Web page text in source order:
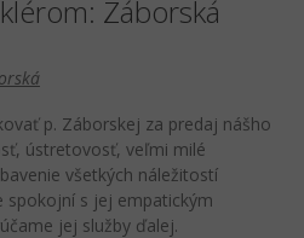
Záborská
p. Záborskej za predaj nášho
ústretovosť, veľmi milé
všetkých náležitostí
spokojní s jej empatickým
jej služby ďalej.